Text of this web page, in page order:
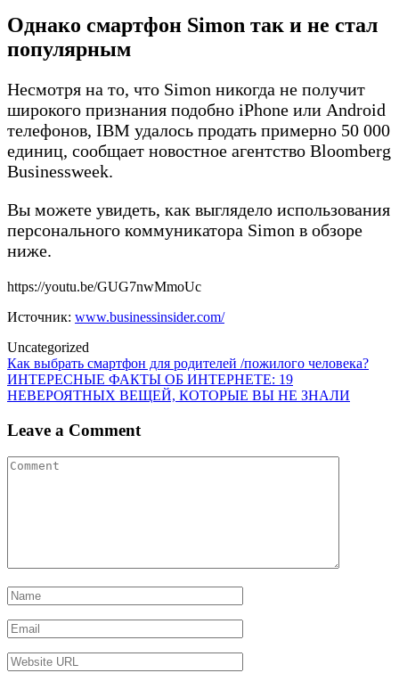
Однако смартфон Simon так и не стал
популярным
Несмотря на то, что Simon никогда не получит
широкого признания подобно iPhone или Android
телефонов, IBM удалось продать примерно 50 000
единиц, сообщает новостное агентство Bloomberg
Businessweek.
Вы можете увидеть, как выглядело использования
персонального коммуникатора Simon в обзоре
ниже.
https://youtu.be/GUG7nwMmoUc
Источник: www.businessinsider.com/
Uncategorized
Post
navigation
Как выбрать смартфон для родителей /пожилого человека?
ИНТЕРЕСНЫЕ ФАКТЫ ОБ ИНТЕРНЕТЕ: 19
НЕВЕРОЯТНЫХ ВЕЩЕЙ, КОТОРЫЕ ВЫ НЕ ЗНАЛИ
Leave a Comment